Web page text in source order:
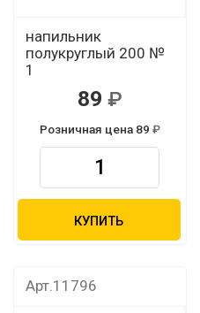
напильник
полукруглый 200 №
1
89
Розничная цена 89
КУПИТЬ
Арт.11796